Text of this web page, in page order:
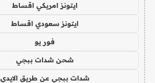
ايتونز امريكي اقساط
ايتونز سعودي اقساط
فور يو
شحن شدات ببجي
شدات ببجي عن طريق الايدي